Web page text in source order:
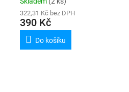
322,31 Kč bez DPH
390 Kč
Do košíku